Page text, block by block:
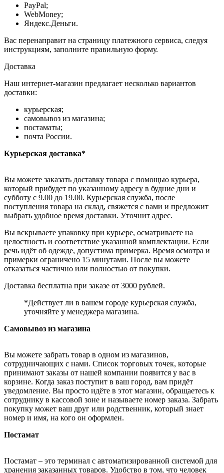
PayPal;
WebMoney;
Яндекс.Деньги.
Вас перенаправит на страницу платежного сервиса, следуя
инструкциям, заполните правильную форму.
Доставка
Наш интернет-магазин предлагает несколько вариантов
доставки:
курьерская;
самовывоз из магазина;
постаматы;
почта России.
Курьерская доставка*
Вы можете заказать доставку товара с помощью курьера,
который прибудет по указанному адресу в будние дни и
субботу с 9.00 до 19.00. Курьерская служба, после
поступления товара на склад, свяжется с вами и предложит
выбрать удобное время доставки. Уточнит адрес.
Вы вскрываете упаковку при курьере, осматриваете на
целостность и соответствие указанной комплектации. Если
речь идёт об одежде, допустима примерка. Время осмотра и
примерки ограничено 15 минутами. После вы можете
отказаться частично или полностью от покупки.
Доставка бесплатна при заказе от 3000 рублей.
*Действует ли в вашем городе курьерская служба,
уточняйте у менеджера магазина.
Самовывоз из магазина
Вы можете забрать товар в одном из магазинов,
сотрудничающих с нами. Список торговых точек, которые
принимают заказы от нашей компании появится у вас в
корзине. Когда заказ поступит в ваш город, вам придёт
уведомление. Вы просто идёте в этот магазин, обращаетесь к
сотруднику в кассовой зоне и называете номер заказа. Забрать
покупку может ваш друг или родственник, который знает
номер и имя, на кого он оформлен.
Постамат
Постамат – это терминал с автоматизированной системой для
хранения заказанных товаров. Удобство в том, что человек